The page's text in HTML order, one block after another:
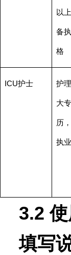
以
备
格
ICU护士 护
大
历
执
3.2
填写